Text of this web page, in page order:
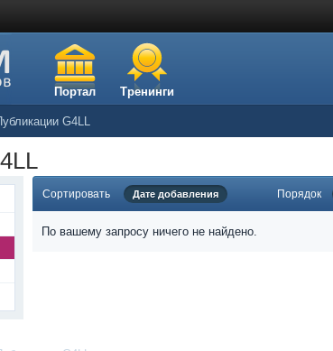
Портал Тренинги
G4LL
Сортировать Дате добавления Порядок
По вашему запросу ничего не найдено.